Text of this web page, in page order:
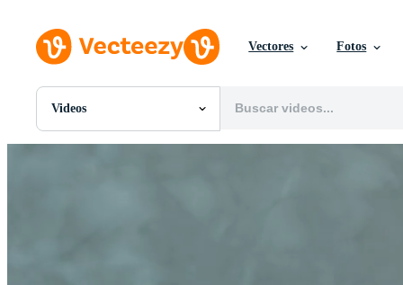
Vectores Fotos
Videos
Todas Imágenes